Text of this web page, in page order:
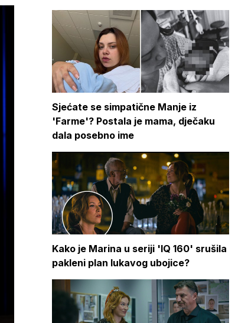
Sjećate se simpatične Manje iz
'Farme'? Postala je mama, dječaku
dala posebno ime
Kako je Marina u seriji 'IQ 160' srušila
pakleni plan lukavog ubojice?